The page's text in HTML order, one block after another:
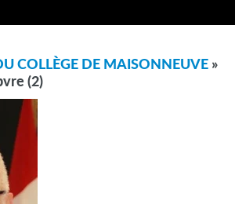
COLLÈGE DE MAISONNEUVE »
(2)